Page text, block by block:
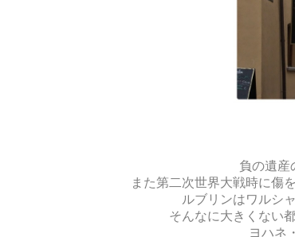
負の遺産
また第二次世界大戦時に傷
ルブリンはワルシ
そんなに大きくない
ヨハネ